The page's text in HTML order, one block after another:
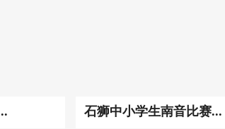
石狮中小学生南音比赛...